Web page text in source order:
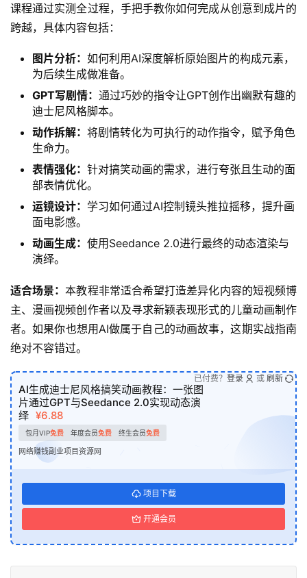
课程通过实测全过程，手把手教你如何完成从创意到成片的
跨越，具体内容包括：
图片分析： 如何利用AI深度解析原始图片的构成元素，
为后续生成做准备。
GPT写剧情： 通过巧妙的指令让GPT创作出幽默有趣的
迪士尼风格脚本。
动作拆解： 将剧情转化为可执行的动作指令，赋予角色
生命力。
表情强化： 针对搞笑动画的需求，进行夸张且生动的面
部表情优化。
运镜设计： 学习如何通过AI控制镜头推拉摇移，提升画
面电影感。
动画生成： 使用Seedance 2.0进行最终的动态渲染与
演绎。
适合场景：本教程非常适合希望打造差异化内容的短视频博
主、漫画视频创作者以及寻求新颖表现形式的儿童动画制作
者。如果你也想用AI做属于自己的动画故事，这期实战指南
绝对不容错过。
AI生成迪士尼风格搞笑动画教程：一张图
片通过GPT与Seedance 2.0实现动态演
绎 ¥6.88
包月VIP免费 年度会员免费 终生会员免费
网络赚钱副业项目资源网
项目下载
开通会员
已付费？ 登录 或 刷新